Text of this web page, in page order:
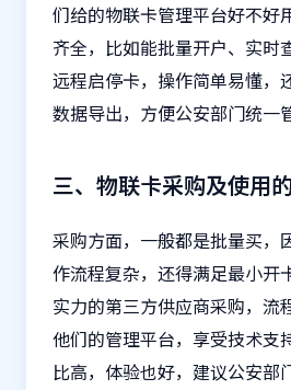
们给的物联卡管理平台好不好
齐全，比如能批量开户、实时
远程启停卡，操作简单易懂，
数据导出，方便公安部门统一
三、物联卡采购及使用
采购方面，一般都是批量买，
作流程复杂，还得满足最小开
实力的第三方供应商采购，流
他们的管理平台，享受技术支
比高，体验也好，建议公安部